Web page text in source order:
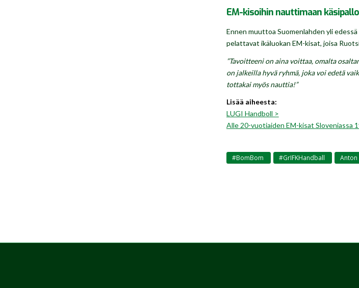
EM-kisoihin nauttimaan
Ennen muuttoa Suomenlahden yli
pelattavat ikäluokan EM-kisat, joisa
”Tavoitteeni on aina voittaa, omalta
on jalkeilla hyvä ryhmä, joka voi edetä
tottakai myös nauttia!”
Lisää aiheesta:
LUGI Handboll >
Alle 20-vuotiaiden EM-kisat Sloveniassa
#BomBom #GrIFKHandball Anton